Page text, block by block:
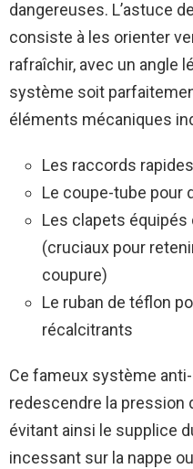
dangereuses. L’astuce
consiste à les orienter
rafraîchir, avec un angle
système soit
éléments mécaniques
Les raccords
Le coupe-tube pour
Les clapets équipés
(cruciaux pour
coupure)
Le ruban de téflon
récalcitrants
Ce fameux système
redescendre la pression
évitant ainsi le supplice
incessant sur la nappe